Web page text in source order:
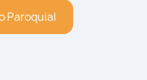
Paroquial